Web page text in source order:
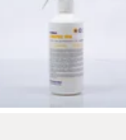
para uso diario
en versión esterilizada